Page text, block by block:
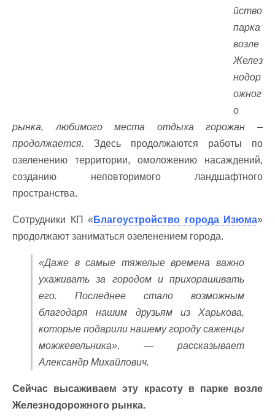
йство
парка
возле
Желез
нодор
ожног
о
рынка, любимого места отдыха горожан –
продолжается. Здесь продолжаются работы по
озеленению территории, омоложению насаждений,
созданию неповторимого ландшафтного
пространства.
Сотрудники КП « Благоустройство города Изюма»
продолжают заниматься озеленением города.
«Даже в самые тяжелые времена важно
ухаживать за городом и прихорашивать
его. Последнее стало возможным
благодаря нашим друзьям из Харькова,
которые подарили нашему городу саженцы
можжевельника», — рассказывает
Александр Михайлович.
Сейчас высаживаем эту красоту в парке возле
Железнодорожного рынка.